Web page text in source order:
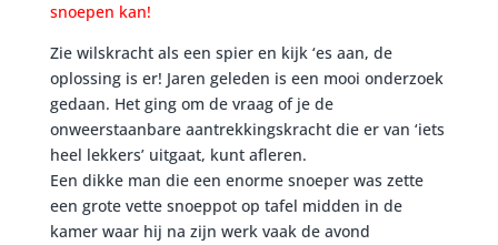
snoepen kan!
Zie wilskracht als een spier en kijk ‘es aan, de
oplossing is er! Jaren geleden is een mooi onderzoek
gedaan. Het ging om de vraag of je de
onweerstaanbare aantrekkingskracht die er van ‘iets
heel lekkers’ uitgaat, kunt afleren.
Een dikke man die een enorme snoeper was zette
een grote vette snoeppot op tafel midden in de
kamer waar hij na zijn werk vaak de avond